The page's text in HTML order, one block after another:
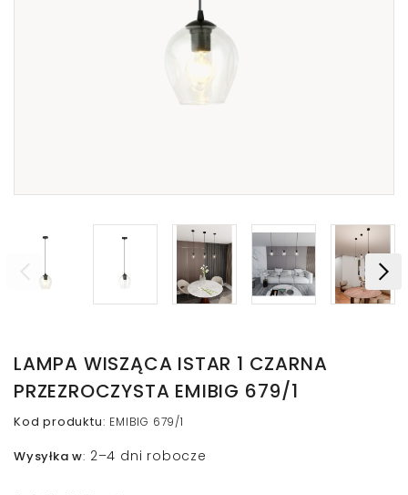
LAMPA WISZĄCA ISTAR 1 CZARNA
PRZEZROCZYSTA EMIBIG 679/1
Kod produktu: EMIBIG 679/1
Wysyłka w: 2–4 dni robocze